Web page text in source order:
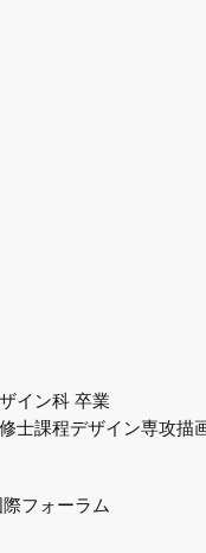
イン科 卒業
士課程デザイン専攻描
フォーラム